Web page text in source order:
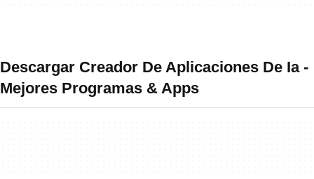
Descargar Creador De Aplicaciones De Ia -
Mejores Programas & Apps